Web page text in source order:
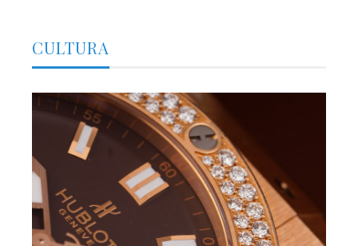
CULTURA